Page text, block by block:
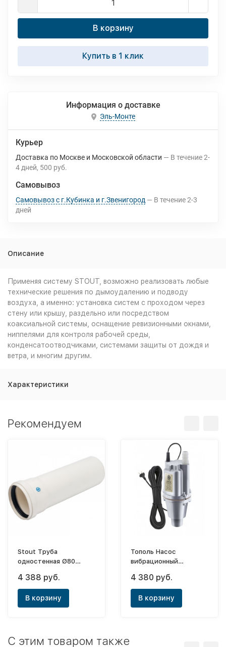
В корзину
Купить в 1 клик
Информация о доставке
Эль-Монте
Курьер
Доставка по Москве и Московской области В течение2-
4 дней 500 руб.
Самовывоз
Самовывоз с г.Кубинка и г.Звенигород В течение2-3
дней
Описание
Применяя систему STOUT, возможно реализовать любые
технические решения по дымоудалению и подводу
воздуха, а именно: установка систем с проходом через
стену или крышу, раздельно или посредством
коаксиальной системы, оснащение ревизионными окнами,
ниппелями для контроля рабочей среды,
конденсатоотводчиками, системами защиты от дождя и
ветра, и многим другим.
Характеристики
Рекомендуем
Stout Труба
одностенная Ø80
(конденсационных
котлов)
4 388 руб.
В корзину
Тополь Насос
вибрационный
нижним забором и
защитой)
4 380 руб.
В корзину
C этим товаром также